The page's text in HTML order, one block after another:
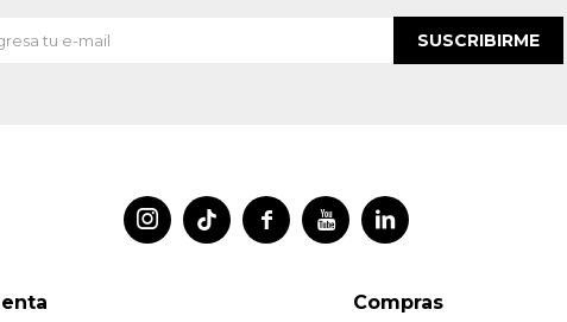
 
 
Compras
SUSCRIBIRME